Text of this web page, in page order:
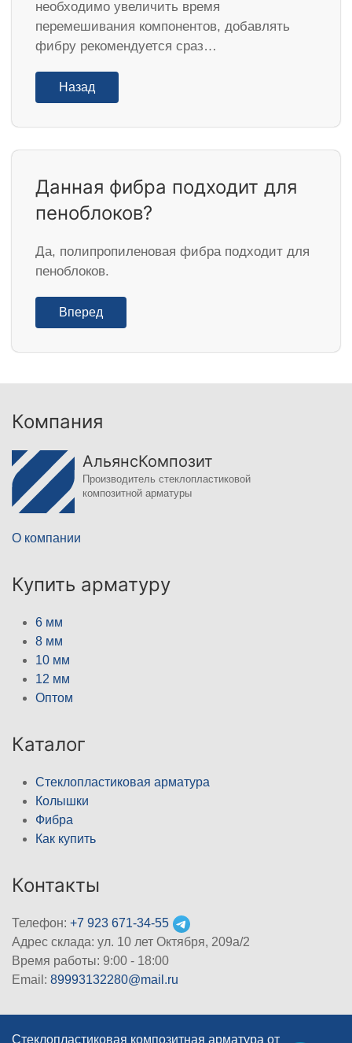
необходимо увеличить время
перемешивания компонентов, добавлять
фибру рекомендуется сраз…
Назад
Данная фибра подходит для
пеноблоков?
Да, полипропиленовая фибра подходит для
пеноблоков.
Вперед
Компания
АльянсКомпозит
Производитель стеклопластиковой
композитной арматуры
О компании
Купить арматуру
6 мм
8 мм
10 мм
12 мм
Оптом
Каталог
Стеклопластиковая арматура
Колышки
Фибра
Как купить
Контакты
Телефон: +7 923 671-34-55
Адрес склада: ул. 10 лет Октября, 209а/2
Время работы: 9:00 - 18:00
Email: 89993132280@mail.ru
Стеклопластиковая композитная арматура от